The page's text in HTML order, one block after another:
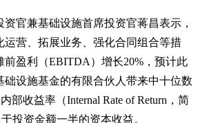
官兼基础设施首席投资官蒋昌表示，
运营、拓展业务、强化合同组合等措
前盈利（EBITDA）增长20%，预计此
础设施基金的有限合伙人带来中十位数
部收益率（Internal Rate of Return，简
投资金额一半的资本收益。